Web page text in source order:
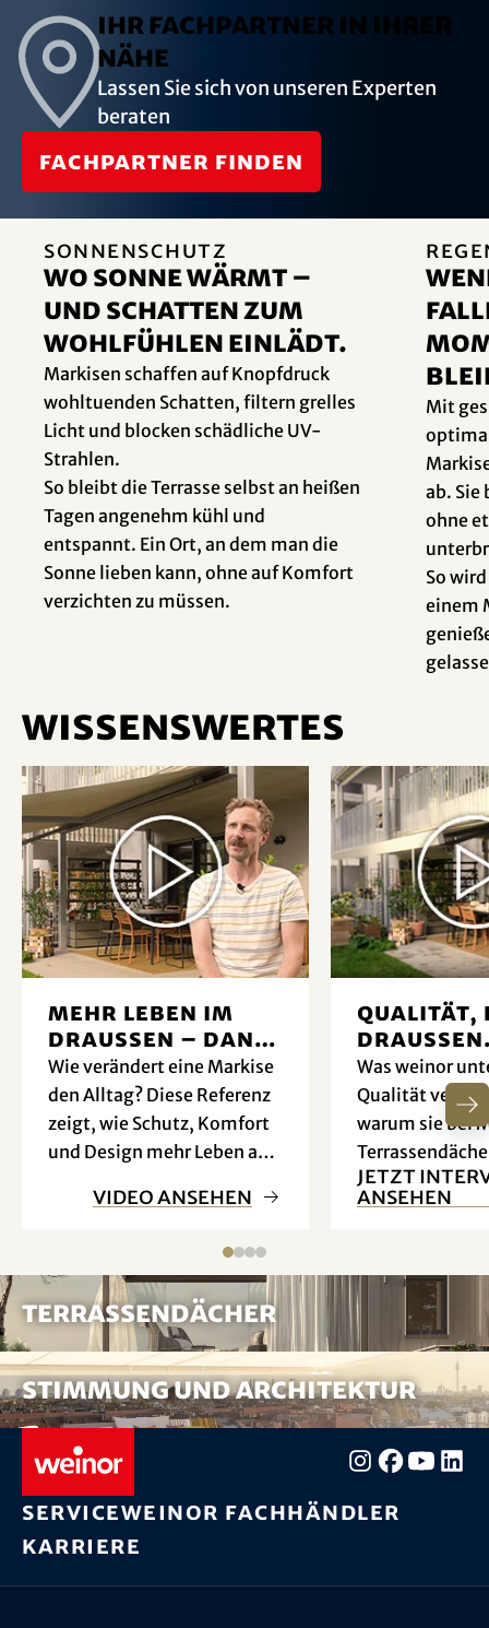
Ihr Fachpartner in Ihrer
Nähe
Lassen Sie sich von unseren Experten
beraten
Fachpartner finden
Sonnenschutz
Wo Sonne wärmt –
und Schatten zum
Wohlfühlen einlädt.
Markisen schaffen auf Knopfdruck
wohltuenden Schatten, filtern grelles
Licht und blocken schädliche UV-
Strahlen.
So bleibt die Terrasse selbst an heißen
Tagen angenehm kühl und
entspannt. Ein Ort, an dem man die
Sonne lieben kann, ohne auf Komfort
verzichten zu müssen.
Mit
ab.
ohne
So
einem
Wissenswertes
Mehr Leben im
Draussen – dank
Markise
Wie verändert eine Markise
den Alltag? Diese Referenz
zeigt, wie Schutz, Komfort
und Design mehr Leben auf
Video ansehen
Qualität,
draussen
zuhause
Was weinor
Qualität
warum sie bei
Unterschied
Jetzt
ansehen
Für das beste Erlebnis halten Sie Ihr Gerät
bitte im Querformat.
Für das beste Erlebnis halten Sie Ihr Gerät
bitte im Querformat.
Terrassendächer
Stimmung und Architektur
Serviceweinor Fachhändler
Karriere